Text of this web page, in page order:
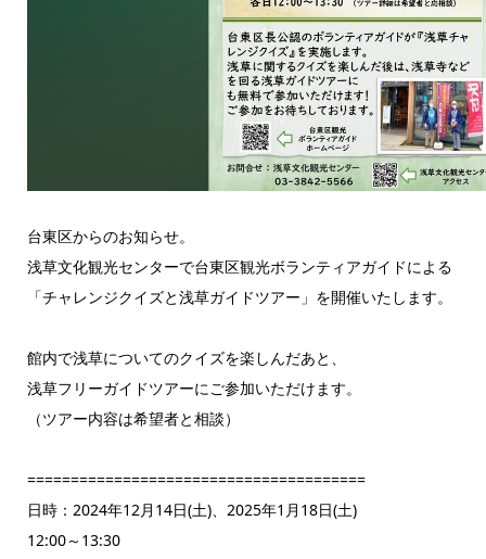
台東区からのお知らせ。
浅草文化観光センターで台東区観光ボランティアガイドによる
「チャレンジクイズと浅草ガイドツアー」を開催いたします。
館内で浅草についてのクイズを楽しんだあと、
浅草フリーガイドツアーにご参加いただけます。
（ツアー内容は希望者と相談）
=======================================
日時：2024年12月14日(土)、2025年1月18日(土)
12:00～13:30